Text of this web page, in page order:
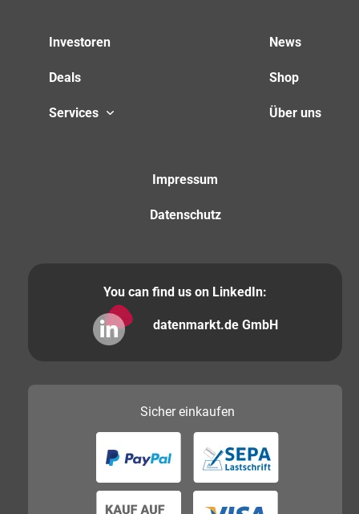
Investoren
Deals
Services
News
Shop
Über uns
Impressum
Datenschutz
You can find us on LinkedIn:
datenmarkt.de GmbH
Sichereinkaufen